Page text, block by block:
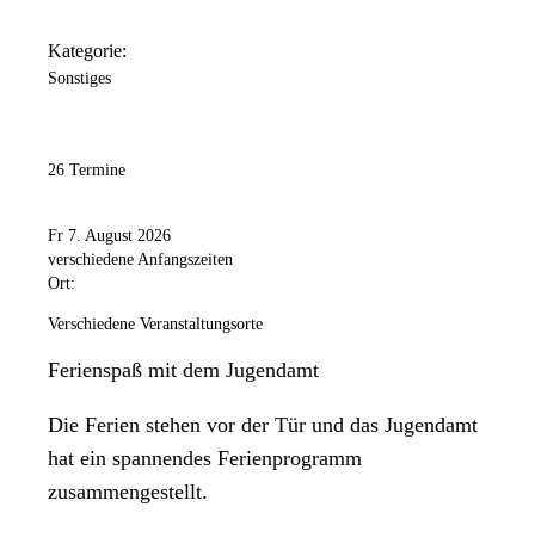
Kategorie:
Sonstiges
26 Termine
Fr 7. August 2026
verschiedene Anfangszeiten
Ort:
Verschiedene Veranstaltungsorte
Ferienspaß mit dem Jugendamt
Die Ferien stehen vor der Tür und das Jugendamt
hat ein spannendes Ferienprogramm
zusammengestellt.